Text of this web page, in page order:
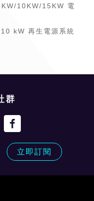
10KW/15KW 電
kW 再生電源系統
群
立即訂閱